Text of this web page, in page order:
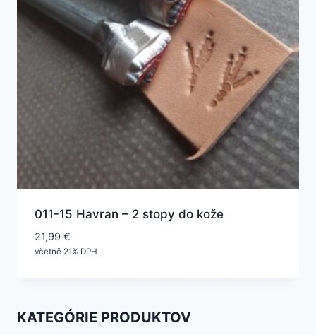
011-15 Havran – 2 stopy do kože
21,99 €
včetně 21% DPH
KATEGÓRIE PRODUKTOV